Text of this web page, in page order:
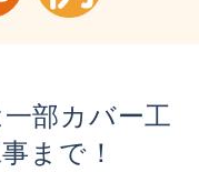
部カバー工
まで！